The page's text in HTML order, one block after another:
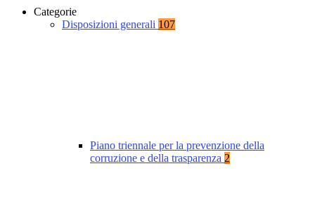
Categorie
Disposizioni generali 107
Piano triennale per la prevenzione della
corruzione e della trasparenza 2